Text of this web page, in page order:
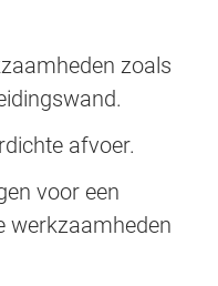
zoals
afvoer.
voor een
werkzaamheden